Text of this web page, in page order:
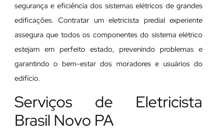
segurança e eficiência dos sistemas elétricos de grandes
edificações. Contratar um eletricista predial experiente
assegura que todos os componentes do sistema elétrico
estejam em perfeito estado, prevenindo problemas e
garantindo o bem-estar dos moradores e usuários do
edifício.
Serviços de Eletricista
Brasil Novo PA